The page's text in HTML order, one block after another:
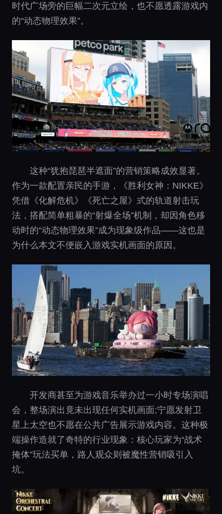
时代广场旁的巨幅二次元立绘，也不愿透露游戏内
的“动态物理效果”。
这种“犹抱琵琶半遮面”的营销策略成效显著。
作为一款配置亲民的手游，《胜利女神：NIKKE》
凭借《化解危机》《死亡之屋》式的轨道射击玩
法，搭配简单粗暴的“射爆全场”机制，却因角色移
动时的“动态物理效果”成为现象级作品——这也是
为什么本文不便嵌入游戏实机画面的原因。
开发商甚至为游戏音乐举办过一小时专场演唱
会，整场演出竟未出现任何实机画面;宁愿发射卫
星上太空也不愿在公共广告展示游戏内容。这种极
端操作造就了奇特的行业现象：核心玩家为“战术
掩体”玩法买单，路人观众则被魔性营销吸引入
坑。